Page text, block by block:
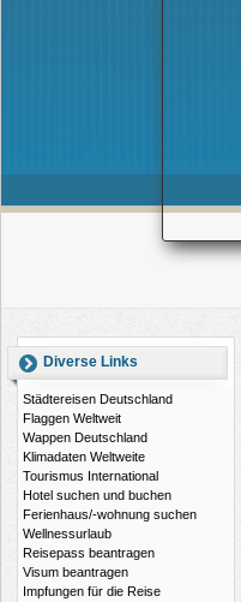
Diverse Links
Städtereisen Deutschland
Flaggen Weltweit
Wappen Deutschland
Klimadaten Weltweite
Tourismus International
Hotel suchen und buchen
Ferienhaus/-wohnung suchen
Wellnessurlaub
Reisepass beantragen
Visum beantragen
Impfungen für die Reise